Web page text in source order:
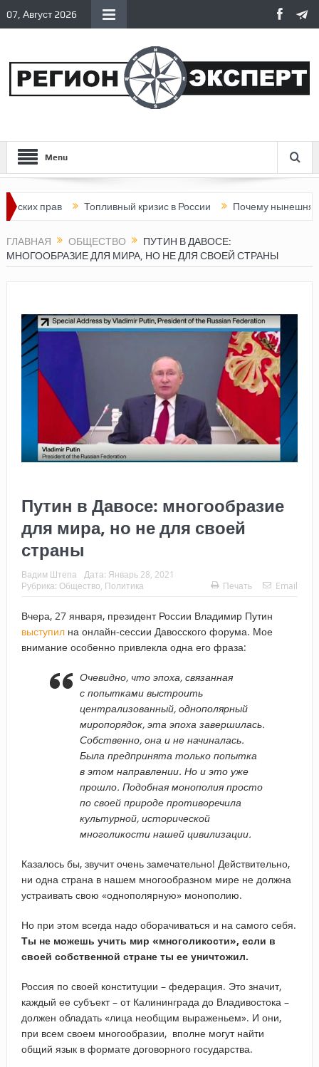
07, Август 2026
Menu
Топливный кризис в России Почему нынешняя Россия
ГЛАВНАЯ ОБЩЕСТВО
ПУТИН В ДАВОСЕ:
МНОГООБРАЗИЕ ДЛЯ МИРА, НО НЕ ДЛЯ СВОЕЙ СТРАНЫ
Путин в Давосе: многообразие
для мира, но не для своей
страны
Вадим Штепа Дата: Январь 28, 2021
Рубрика: Общество Политика Печать Email
Вчера, 27 января, президент России Владимир Путин
выступилна онлайн-сессии Давосского форума. Мое
внимание особенно привлекла одна его фраза:
Очевидно, что эпоха, связанная
с попытками выстроить
централизованный, однополярный
миропорядок, эта эпоха завершилась.
Собственно, она и не начиналась.
Была предпринята только попытка
в этом направлении. Но и это уже
прошло. Подобная монополия просто
по своей природе противоречила
культурной, исторической
многоликости нашей цивилизации.
Казалось бы, звучит очень замечательно! Действительно,
ни одна страна в нашем многообразном мире не должна
устраивать свою «однополярную» монополию.
Но при этом всегда надо оборачиваться и на самого себя.
Ты не можешь учить мир «многоликости», если в
своей собственной стране ты ее уничтожил.
Россия по своей конституции – федерация. Это значит,
каждый ее субъект – от Калининграда до Владивостока –
должен обладать «лица необщим выраженьем». И они,
при всем своем многообразии, вполне могут найти
общий язык в формате договорного государства.